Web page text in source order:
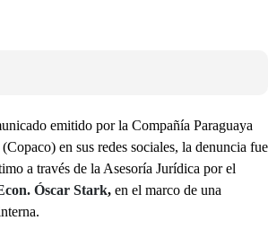
emitido por la Compañía Paraguaya
en sus redes sociales, la denuncia fue
a través de la Asesoría Jurídica por el
Óscar Stark, en el marco de una